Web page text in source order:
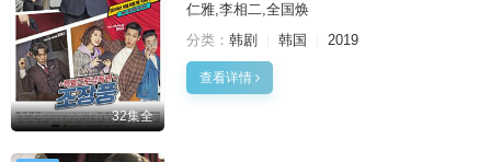
32集全
仁雅,李相二,全国焕
分类： 韩剧 韩国 2019
查看详情